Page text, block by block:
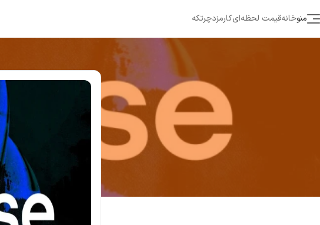
چرتکهکارمزدقیمت لحظه‌ایخانهمنو